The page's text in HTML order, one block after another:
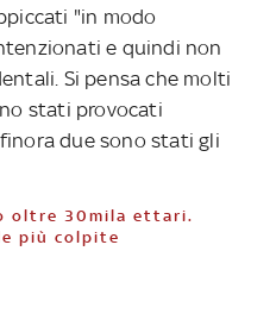
"in modo
e quindi non
Si pensa che molti
stati provocati
due sono stati gli
più colpite